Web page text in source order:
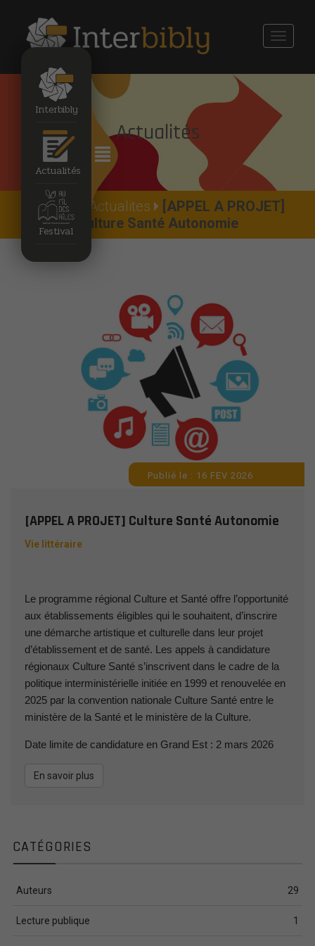
Interbibly
Actualités
Festival
Toggle
Actualités
Accueil Actualites
[APPEL A PROJET]
Culture Santé Autonomie
Publié le : 16 FEV 2026
[APPEL A PROJET] Culture Santé Autonomie
Vie littéraire
Le programme régional Culture et Santé offre l’opportunité
aux établissements éligibles qui le souhaitent, d’inscrire
une démarche artistique et culturelle dans leur projet
d’établissement et de santé. Les appels à candidature
régionaux Culture Santé s’inscrivent dans le cadre de la
politique interministérielle initiée en 1999 et renouvelée en
2025 par la convention nationale Culture Santé entre le
ministère de la Santé et le ministère de la Culture.
Date limite de candidature en Grand Est : 2 mars 2026
En savoir plus
CATÉGORIES
Auteurs 29
Lecture publique 1